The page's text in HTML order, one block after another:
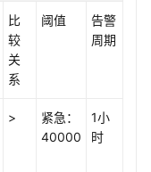
比
较
关
系
阈值
告警
周期
>
紧急：
40000
1小
时